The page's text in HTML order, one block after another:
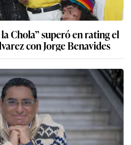
Chola” superó en rating el
con Jorge Benavides